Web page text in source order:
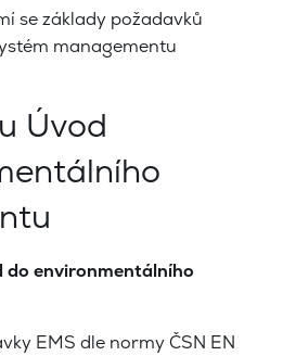
se základy požadavků
managementu
Úvod
do environmentálního
EMS dle normy ČSN EN